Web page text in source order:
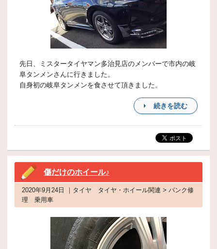
先日、ミスタータイヤマン多治見店のメンバーで市内の岐
阜タンメンさんに行きました。
自身初の岐阜タンメンを食させて頂きました。
続きを読む
傷だけのホイール♪
2020年9月24日 ｜タイヤ タイヤ・ホイール関連 > パンク修
理 乗用車